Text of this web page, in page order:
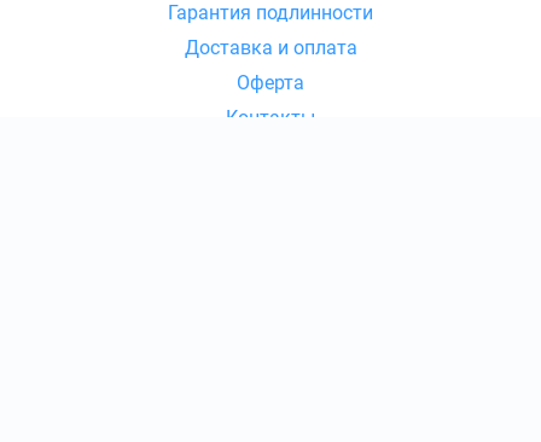
Гарантия подлинности
Доставка и оплата
Оферта
Контакты